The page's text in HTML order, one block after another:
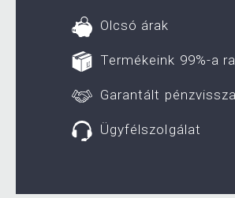
Olcsó árak
Termékeink 99%-a
Garantált
Ügyfélszolgálat